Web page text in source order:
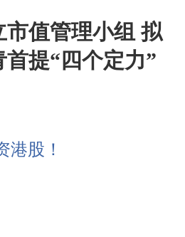
值管理小组 拟
提“四个定力”
港股！